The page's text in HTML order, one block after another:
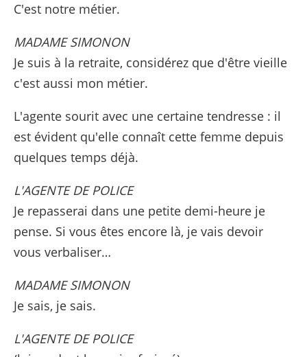
C'est notre métier.
MADAME SIMONON
Je suis à la retraite, considérez que d'être vieille
c'est aussi mon métier.
L'agente sourit avec une certaine tendresse : il
est évident qu'elle connaît cette femme depuis
quelques temps déjà.
L'AGENTE DE POLICE
Je repasserai dans une petite demi-heure je
pense. Si vous êtes encore là, je vais devoir
vous verbaliser…
MADAME SIMONON
Je sais, je sais.
L'AGENTE DE POLICE